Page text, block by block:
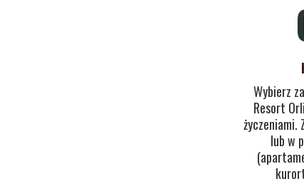
Wybierz
Resort
życzeniami.
lub w